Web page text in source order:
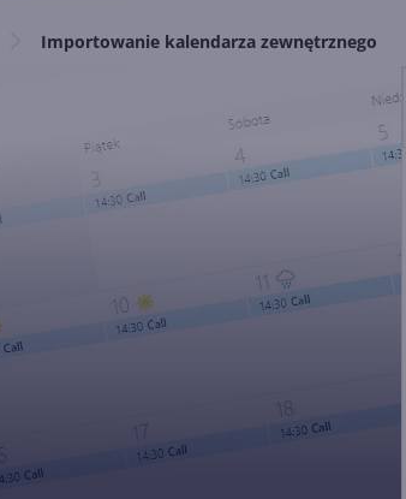
Importowanie kalendarza zewnętrznego